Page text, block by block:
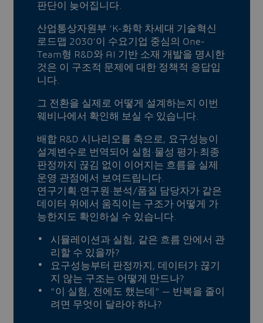
판단이 늦어집니다.
산업통상자원부 ‘K-화학 차세대 기술혁신
로드맵 2030’이 수요기업 중심의 One-
Team형 R&D와 AI 기반 소재 개발을 명시한
것은 이 구조적 문제에 대한 정책적 응답입
니다.
그 전환을 실제로 어떻게 설계하는지 이번
웨비나에서 확인해 보실 수 있습니다.
배합 R&D 시나리오를 축으로, 요구성능이
설계변수로 번역되어 실험·물성 평가·최종
판정까지 끊김 없이 이어지는 흐름을 실제
운영 관점에서 보여드립니다.
연구기획·연구원·분석/품질 담당자가 같은
데이터 위에서 움직이는 구조가 어떻게 가
능한지도 확인하실 수 있습니다.
시뮬레이션과 실험, 같은 흐름 안에서 관
리할 수 있을까?
요구성능부터 판정까지, 데이터가 끊기
지 않는 구조는 어떻게 만드나?
"이 실험, 전에도 했는데" — 반복을 줄이
려면 무엇이 달라야 하나?